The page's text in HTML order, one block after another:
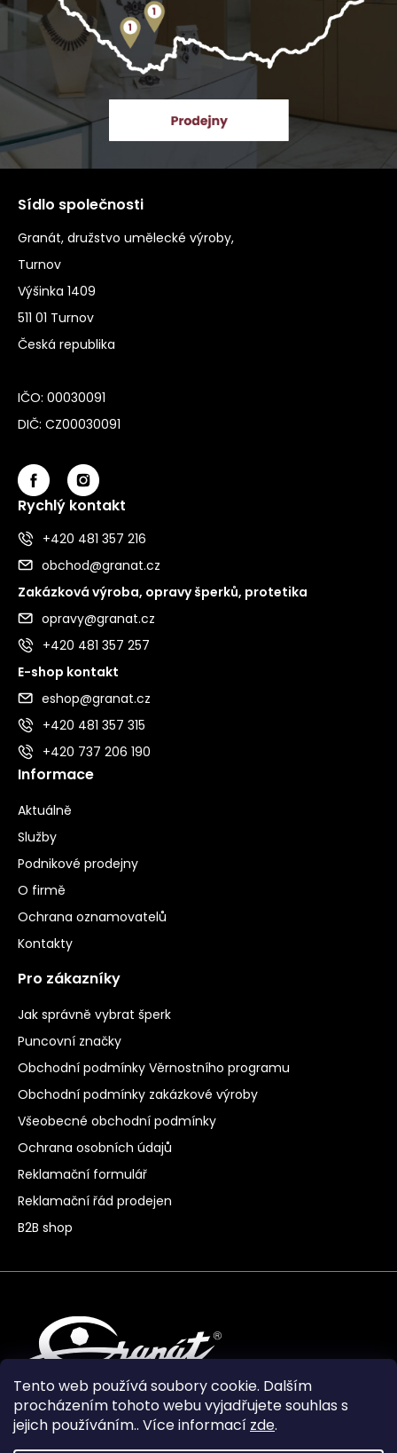
Tento web používá soubory cookie. Dalším
procházením tohoto webu vyjadřujete souhlas s
jejich používáním.. Více informací zde.
Sídlo společnosti
Granát, družstvo umělecké výroby,
Turnov
Výšinka 1409
511 01 Turnov
Česká republika
IČO: 00030091
DIČ: CZ00030091
Rychlý kontakt
+420 481 357 216
obchod@granat.cz
Zakázková výroba, opravy šperků, protetika
opravy@granat.cz
+420 481 357 257
E-shop kontakt
eshop@granat.cz
+420 481 357 315
+420 737 206 190
Informace
Aktuálně
Služby
Podnikové prodejny
O firmě
Ochrana oznamovatelů
Kontakty
Pro zákazníky
Jak správně vybrat šperk
Puncovní značky
Obchodní podmínky Věrnostního programu
Obchodní podmínky zakázkové výroby
Všeobecné obchodní podmínky
Ochrana osobních údajů
Reklamační formulář
Reklamační řád prodejen
B2B shop